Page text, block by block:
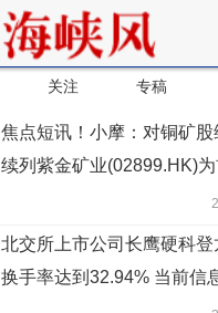
关注 专稿
焦点短讯！小摩：对铜矿
续列紫金矿业(02899.HK)
北交所上市公司长鹰硬科登
换手率达到32.94% 当前信